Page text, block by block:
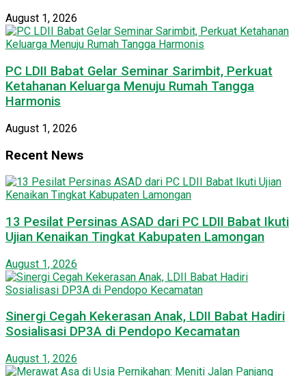
August 1, 2026
PC LDII Babat Gelar Seminar Sarimbit, Perkuat
Ketahanan Keluarga Menuju Rumah Tangga
Harmonis
August 1, 2026
Recent News
13 Pesilat Persinas ASAD dari PC LDII Babat Ikuti
Ujian Kenaikan Tingkat Kabupaten Lamongan
August 1, 2026
Sinergi Cegah Kekerasan Anak, LDII Babat Hadiri
Sosialisasi DP3A di Pendopo Kecamatan
August 1, 2026